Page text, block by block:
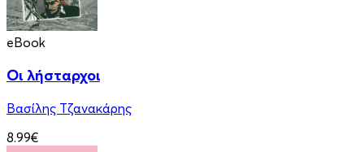
eBook
Οι λήσταρχοι
Βασίλης Τζανακάρης
8.99€